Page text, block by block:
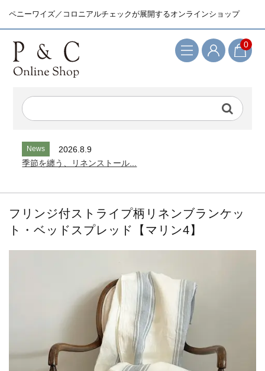
ペニーワイズ／コロニアルチェックが展開するオンラインショップ
0
検索キーワード
News
2026.8.9
季節を纏う、リネンストール...
フリンジ付ストライプ柄リネンブランケッ
ト・ベッドスプレッド【マリン4】